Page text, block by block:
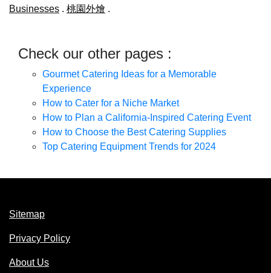
Businesses . 桃園外燴 .
Check our other pages :
Gourmet Catering Ideas for a Memorable
Experience
How to Cater for a Niche Market
How to Plan a California-Inspired Catering Event
How to Choose the Best Catering Supplies
Top Catering Equipment Trends for 2024
Sitemap
Privacy Policy
About Us